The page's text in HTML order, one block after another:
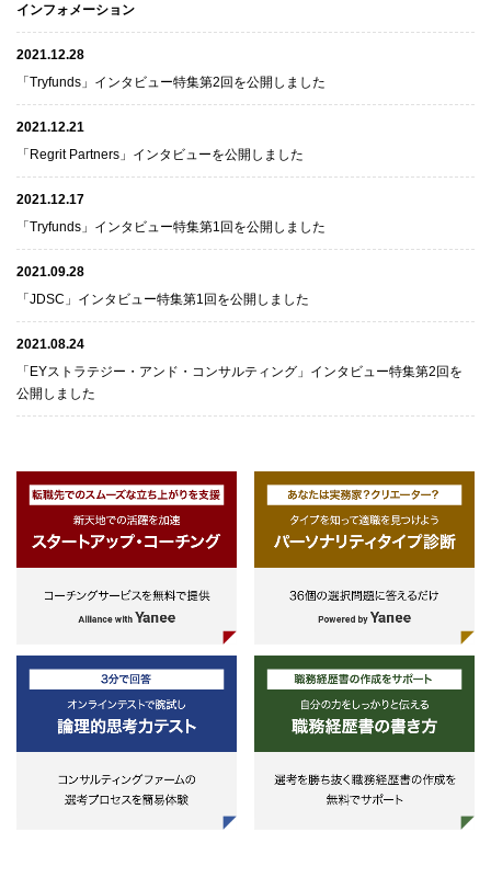
インフォメーション
2021.12.28
「Tryfunds」インタビュー特集第2回を公開しました
2021.12.21
「Regrit Partners」インタビューを公開しました
2021.12.17
「Tryfunds」インタビュー特集第1回を公開しました
2021.09.28
「JDSC」インタビュー特集第1回を公開しました
2021.08.24
「EYストラテジー・アンド・コンサルティング」インタビュー特集第2回を
公開しました